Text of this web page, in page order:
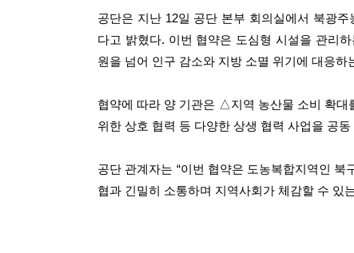
공단은 지난 12일 공단 본부 회의실에서 북광
다고 밝혔다. 이번 협약은 도심형 시설을 관리
원을 넘어 인구 감소와 지방 소멸 위기에 대응하
협약에 따라 양 기관은 △지역 농산물 소비 확
위한 상호 협력 등 다양한 상생 협력 사업을 공
공단 관계자는 “이번 협약은 도농복합지역인
협과 긴밀히 소통하며 지역사회가 체감할 수 있